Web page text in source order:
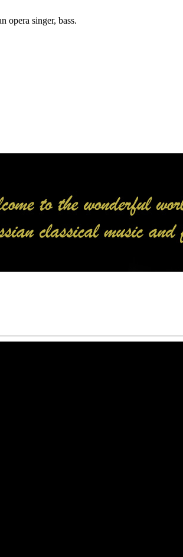
opera singer, bass.